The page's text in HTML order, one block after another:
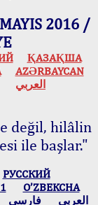
2016 /
ҚАЗАҚША
AZӘRBAYCAN
العربي
değil, hilâlin
ile başlar."
РУССКИЙ
O’ZBEKCHA
العربي فارسی